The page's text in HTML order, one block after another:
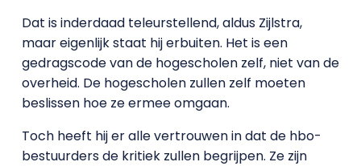
Dat is inderdaad teleurstellend, aldus Zijlstra,
maar eigenlijk staat hij erbuiten. Het is een
gedragscode van de hogescholen zelf, niet van de
overheid. De hogescholen zullen zelf moeten
beslissen hoe ze ermee omgaan.
Toch heeft hij er alle vertrouwen in dat de hbo-
bestuurders de kritiek zullen begrijpen. Ze zijn